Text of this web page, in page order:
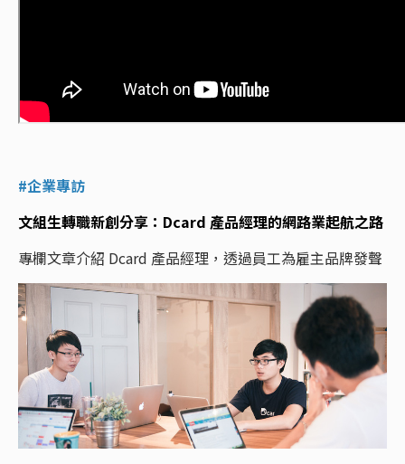
#企業專訪
文組生轉職新創分享：Dcard 產品經理的網路業起航之路
專欄文章介紹 Dcard 產品經理，透過員工為雇主品牌發聲